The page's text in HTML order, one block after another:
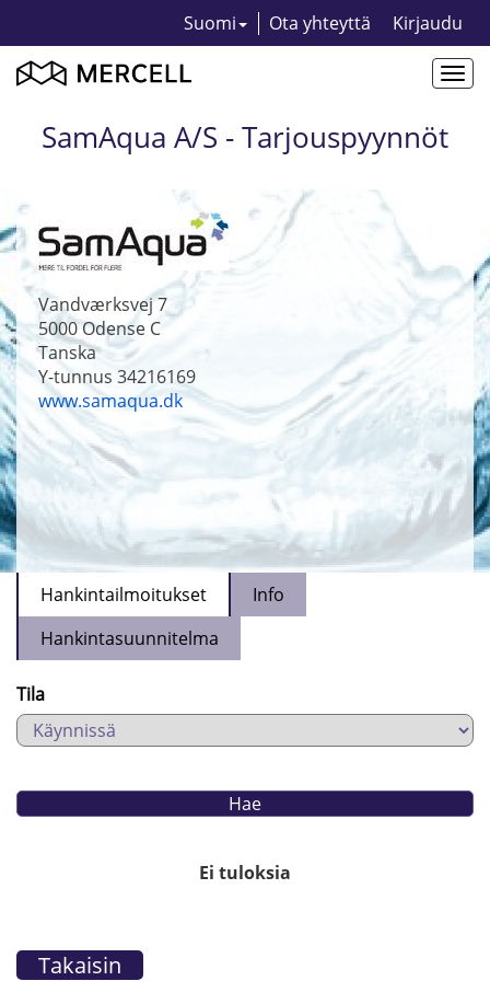
Suomi Ota yhteyttä Kirjaudu
SamAqua A/S - Tarjouspyynnöt
Vandværksvej 7
5000Odense C
Tanska
Y-tunnus 34216169
www.samaqua.dk
Hankintailmoitukset
Info
Hankintasuunnitelma
Tila
Ei tuloksia
Takaisin